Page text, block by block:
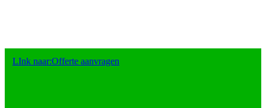
LInk naar:Offerte aanvragen